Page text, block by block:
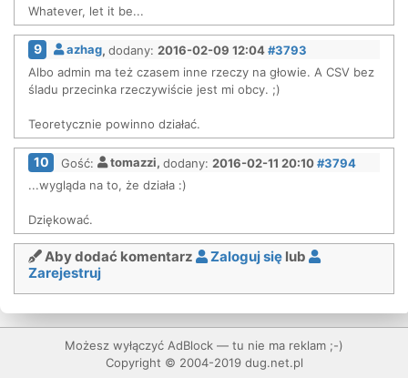
Whatever, let it be...
9 azhag,dodany: 2016-02-09 12:04#3793
Albo admin ma też czasem inne rzeczy na głowie. A CSV bez
śladu przecinka rzeczywiście jest mi obcy. ;)
Teoretycznie powinno działać.
10 Gość: tomazzi,dodany: 2016-02-11 20:10#3794
...wygląda na to, że działa :)
Dziękować.
Aby dodać komentarz Zaloguj się lub
Zarejestruj
Możesz wyłączyć AdBlock — tu nie ma reklam ;-)
Copyright © 2004-2019 dug.net.pl